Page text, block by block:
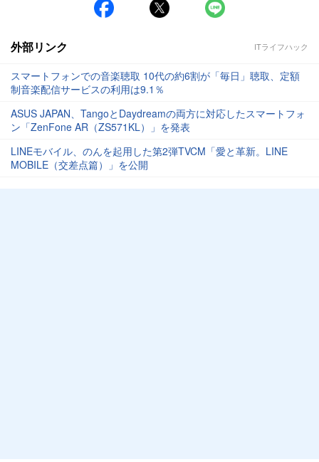
外部リンク ITライフハック
スマートフォンでの音楽聴取 10代の約6割が「毎日」聴取、定額
制音楽配信サービスの利用は9.1％
ASUS JAPAN、TangoとDaydreamの両方に対応したスマートフォ
ン「ZenFone AR（ZS571KL）」を発表
LINEモバイル、のんを起用した第2弾TVCM「愛と革新。LINE
MOBILE（交差点篇）」を公開